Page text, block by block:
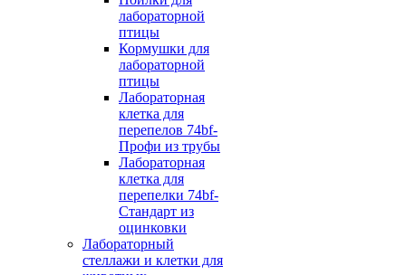
лабораторной
птицы
Кормушки для
лабораторной
птицы
Лабораторная
клетка для
перепелов 74bf-
Профи из трубы
Лабораторная
клетка для
перепелки 74bf-
Стандарт из
оцинковки
Лабораторный
стеллажи и клетки для